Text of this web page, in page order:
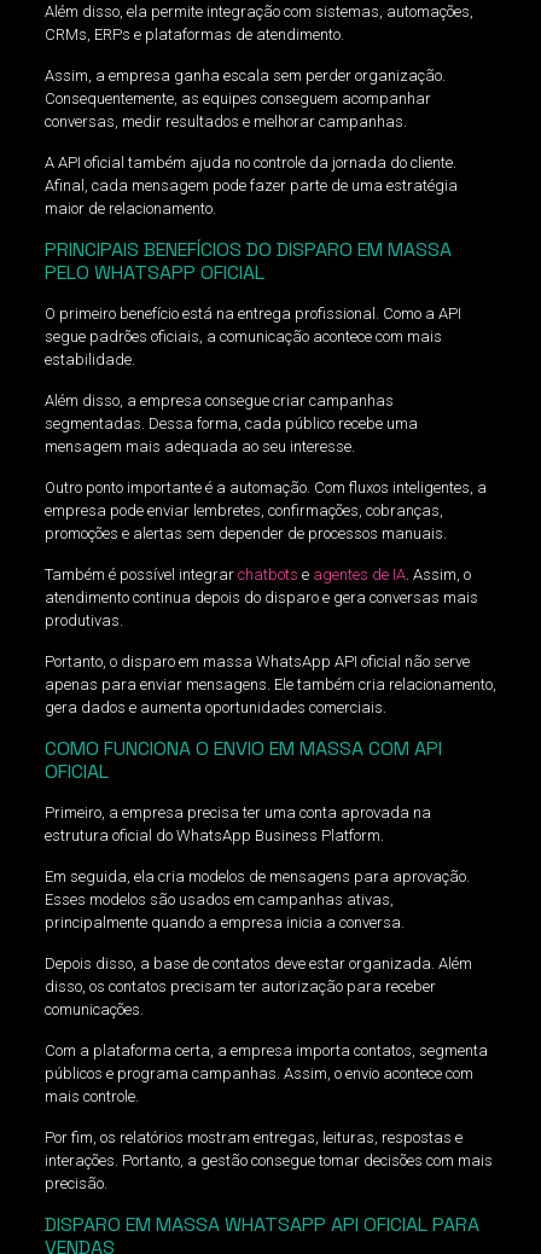
Além disso, ela permite integração com sistemas, automações,
CRMs, ERPs e plataformas de atendimento.
Assim, a empresa ganha escala sem perder organização.
Consequentemente, as equipes conseguem acompanhar
conversas, medir resultados e melhorar campanhas.
A API oficial também ajuda no controle da jornada do cliente.
Afinal, cada mensagem pode fazer parte de uma estratégia
maior de relacionamento.
PRINCIPAIS BENEFÍCIOS DO DISPARO EM MASSA
PELO WHATSAPP OFICIAL
O primeiro benefício está na entrega profissional. Como a API
segue padrões oficiais, a comunicação acontece com mais
estabilidade.
Além disso, a empresa consegue criar campanhas
segmentadas. Dessa forma, cada público recebe uma
mensagem mais adequada ao seu interesse.
Outro ponto importante é a automação. Com fluxos inteligentes, a
empresa pode enviar lembretes, confirmações, cobranças,
promoções e alertas sem depender de processos manuais.
Também é possível integrar chatbots e agentes de IA. Assim, o
atendimento continua depois do disparo e gera conversas mais
produtivas.
Portanto, o disparo em massa WhatsApp API oficial não serve
apenas para enviar mensagens. Ele também cria relacionamento,
gera dados e aumenta oportunidades comerciais.
COMO FUNCIONA O ENVIO EM MASSA COM API
OFICIAL
Primeiro, a empresa precisa ter uma conta aprovada na
estrutura oficial do WhatsApp Business Platform.
Em seguida, ela cria modelos de mensagens para aprovação.
Esses modelos são usados em campanhas ativas,
principalmente quando a empresa inicia a conversa.
Depois disso, a base de contatos deve estar organizada. Além
disso, os contatos precisam ter autorização para receber
comunicações.
Com a plataforma certa, a empresa importa contatos, segmenta
públicos e programa campanhas. Assim, o envio acontece com
mais controle.
Por fim, os relatórios mostram entregas, leituras, respostas e
interações. Portanto, a gestão consegue tomar decisões com mais
precisão.
DISPARO EM MASSA WHATSAPP API OFICIAL PARA
VENDAS